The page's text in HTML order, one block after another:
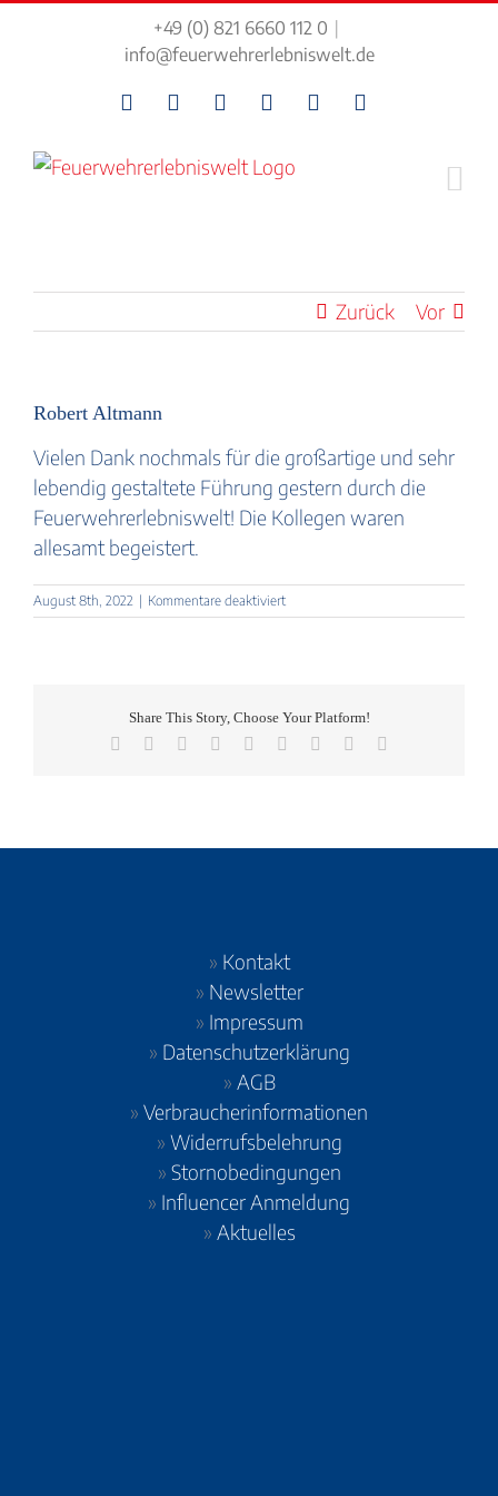
+49 (0) 821 6660 112 0 |
info@feuerwehrerlebniswelt.de
FacebookInstagram
Tiktok LinkedInKontakt
Zurück Vor
Robert Altmann
Vielen Dank nochmals für die großartige und sehr
lebendig gestaltete Führung gestern durch die
Feuerwehrerlebniswelt! Die Kollegen waren
allesamt begeistert.
August 8th, 2022 | Kommentare deaktiviertfür
Robert
Share This Story, Choose Your Platform!
Facebook Reddit LinkedInWhatsApp
TumblrPinterest
» Kontakt
» Newsletter
» Impressum
» Datenschutzerklärung
» AGB
» Verbraucherinformationen
» Widerrufsbelehrung
» Stornobedingungen
» Influencer Anmeldung
» Aktuelles